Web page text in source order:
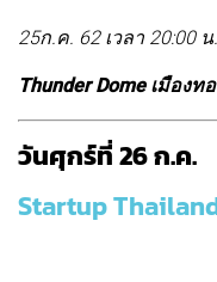
25ก.ค. 62 เวลา 20:00 น.
Thunder Dome เมืองท
วันศุกร์ที่ 26 ก.ค.
Startup